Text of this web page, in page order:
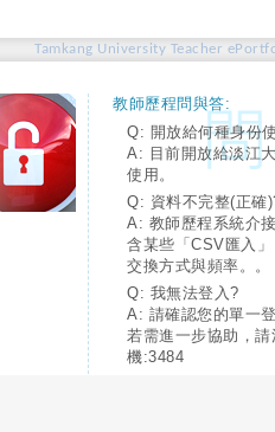
Tamkang University Teacher
教師歷程問與答:
Q: 開放給何種身份
A: 目前開放給淡江
使用。
Q: 資料不完整(正確
A: 教師歷程系統介
含某些「CSV匯入
交換方式與頻率。。
Q: 我無法登入?
A: 請確認您的單一
若需進一步協助，
機:3484